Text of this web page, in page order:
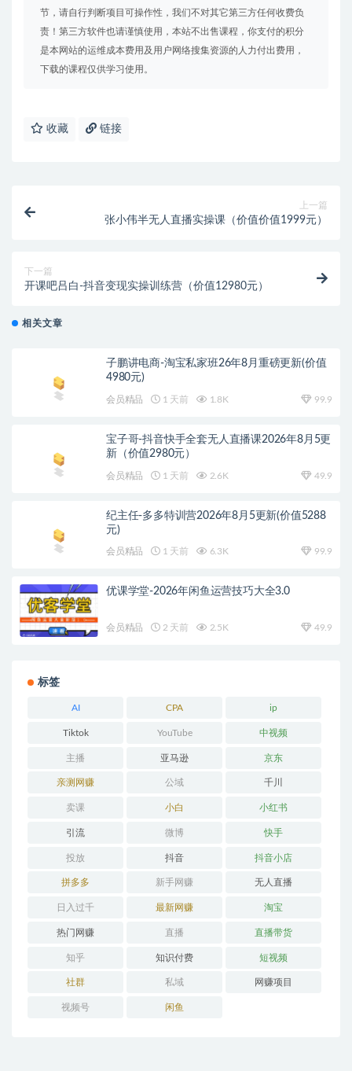
节，请自行判断项目可操作性，我们不对其它第三方任何收费负
责！第三方软件也请谨慎使用，本站不出售课程，你支付的积分
是本网站的运维成本费用及用户网络搜集资源的人力付出费用，
下载的课程仅供学习使用。
收藏 链接
上一篇
张小伟半无人直播实操课（价值价值1999元）
下一篇
开课吧吕白-抖音变现实操训练营（价值12980元）
相关文章
子鹏讲电商-淘宝私家班26年8月重磅更新(价值
4980元)
会员精品 1 天前 1.8K 99.9
宝子哥-抖音快手全套无人直播课2026年8月5更
新（价值2980元）
会员精品 1 天前 2.6K 49.9
纪主任-多多特训营2026年8月5更新(价值5288
元)
会员精品 1 天前 6.3K 99.9
优课学堂-2026年闲鱼运营技巧大全3.0
会员精品 2 天前 2.5K 49.9
标签
AI CPA ip
Tiktok YouTube 中视频
主播 亚马逊 京东
亲测网赚 公域 千川
卖课 小白 小红书
引流 微博 快手
投放 抖音 抖音小店
拼多多 新手网赚 无人直播
日入过千 最新网赚 淘宝
热门网赚 直播 直播带货
知乎 知识付费 短视频
社群 私域 网赚项目
视频号 闲鱼